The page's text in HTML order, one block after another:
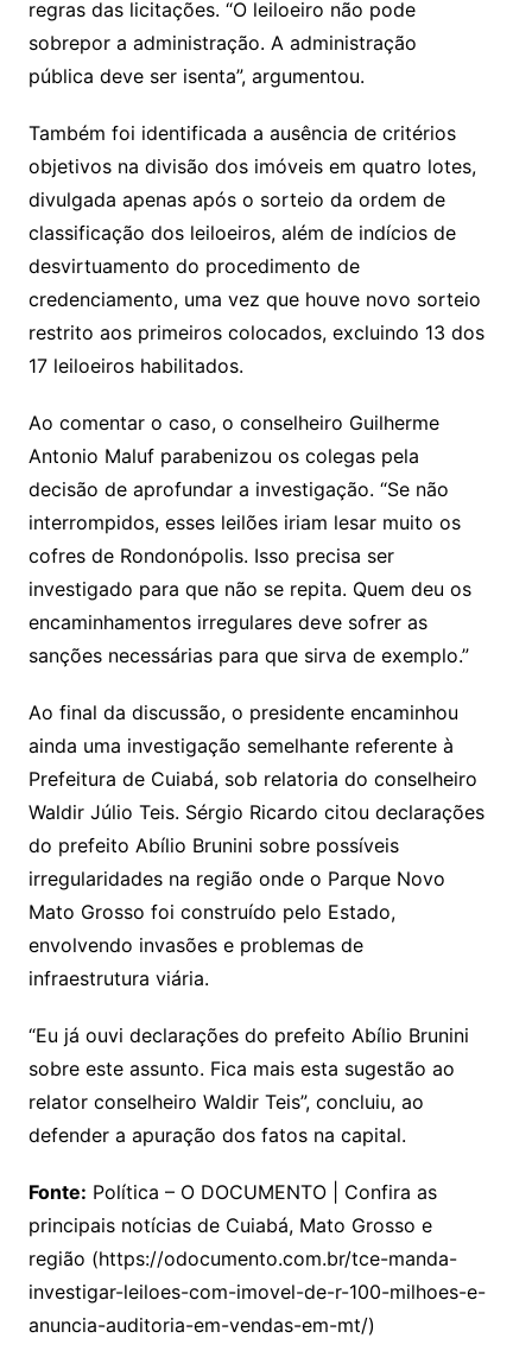
regras das licitações. “O leiloeiro não pode
sobrepor a administração. A administração
pública deve ser isenta”, argumentou.
Também foi identificada a ausência de critérios
objetivos na divisão dos imóveis em quatro lotes,
divulgada apenas após o sorteio da ordem de
classificação dos leiloeiros, além de indícios de
desvirtuamento do procedimento de
credenciamento, uma vez que houve novo sorteio
restrito aos primeiros colocados, excluindo 13 dos
17 leiloeiros habilitados.
Ao comentar o caso, o conselheiro Guilherme
Antonio Maluf parabenizou os colegas pela
decisão de aprofundar a investigação. “Se não
interrompidos, esses leilões iriam lesar muito os
cofres de Rondonópolis. Isso precisa ser
investigado para que não se repita. Quem deu os
encaminhamentos irregulares deve sofrer as
sanções necessárias para que sirva de exemplo.”
Ao final da discussão, o presidente encaminhou
ainda uma investigação semelhante referente à
Prefeitura de Cuiabá, sob relatoria do conselheiro
Waldir Júlio Teis. Sérgio Ricardo citou declarações
do prefeito Abílio Brunini sobre possíveis
irregularidades na região onde o Parque Novo
Mato Grosso foi construído pelo Estado,
envolvendo invasões e problemas de
infraestrutura viária.
“Eu já ouvi declarações do prefeito Abílio Brunini
sobre este assunto. Fica mais esta sugestão ao
relator conselheiro Waldir Teis”, concluiu, ao
defender a apuração dos fatos na capital.
Fonte: Política – O DOCUMENTO | Confira as
principais notícias de Cuiabá, Mato Grosso e
região (https://odocumento.com.br/tce-manda-
investigar-leiloes-com-imovel-de-r-100-milhoes-e-
anuncia-auditoria-em-vendas-em-mt/)